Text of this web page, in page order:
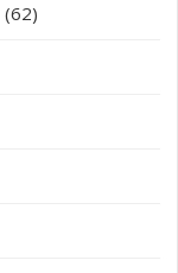
(62)